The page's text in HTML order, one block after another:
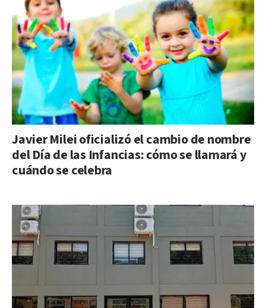
Javier Milei oficializó el cambio de nombre
del Día de las Infancias: cómo se llamará y
cuándo se celebra